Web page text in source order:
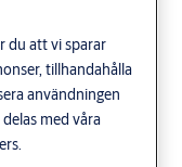
du att vi sparar
tillhandahålla
användningen
med våra